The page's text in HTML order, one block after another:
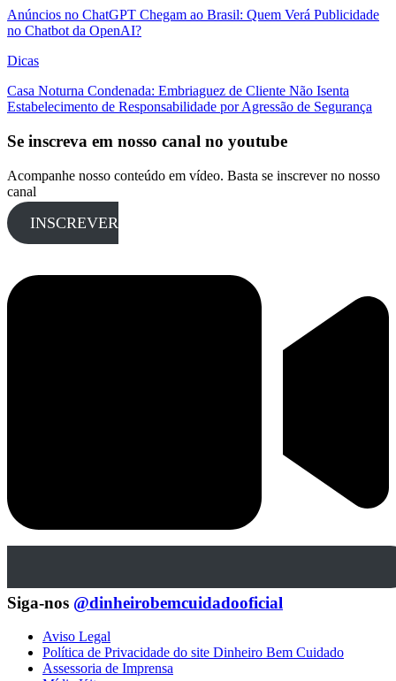
Anúncios no ChatGPT Chegam ao Brasil: Quem Verá Publicidade
no Chatbot da OpenAI?
Dicas
Casa Noturna Condenada: Embriaguez de Cliente Não Isenta
Estabelecimento de Responsabilidade por Agressão de Segurança
Se inscreva em nosso canal no youtube
Acompanhe nosso conteúdo em vídeo. Basta se inscrever no nosso
canal
INSCREVER
Siga-nos @dinheirobemcuidadooficial
Aviso Legal
Política de Privacidade do site Dinheiro Bem Cuidado
Assessoria de Imprensa